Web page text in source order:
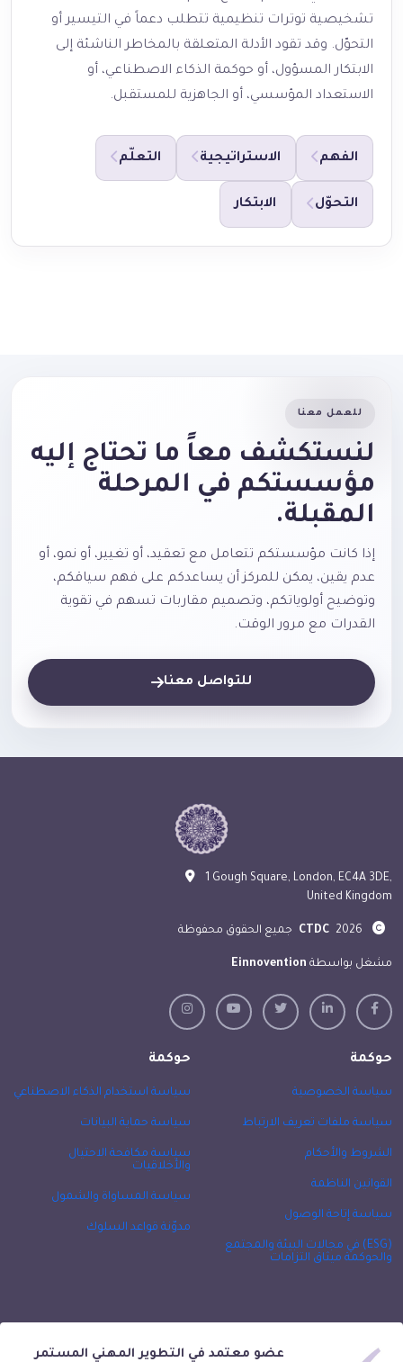
تشخيصية توترات تنظيمية تتطلب دعماً في التيسير أو
التحوّل. وقد تقود الأدلة المتعلقة بالمخاطر الناشئة إلى
الابتكار المسؤول، أو حوكمة الذكاء الاصطناعي، أو
الاستعداد المؤسسي، أو الجاهزية للمستقبل.
الفهم الاستراتيجية التعلّم
التحوّل الابتكار
للعمل معنا
لنستكشف معاً ما تحتاج إليه
مؤسستكم في المرحلة
المقبلة.
إذا كانت مؤسستكم تتعامل مع تعقيد، أو تغيير، أو نمو، أو
عدم يقين، يمكن للمركز أن يساعدكم على فهم سياقكم،
وتوضيح أولوياتكم، وتصميم مقاربات تسهم في تقوية
القدرات مع مرور الوقت.
للتواصل معنا
1 Gough Square, London, EC4A 3DE,
United Kingdom
CTDC جميع الحقوق محفوظة
مشغل بواسطة Einnovention
حوكمة
سياسة الخصوصية
سياسة ملفات تعريف الارتباط
الشروط والأحكام
القوانين الناظمة
سياسة إتاحة الوصول
(ESG) في مجالات البيئة والمجتمع
والحوكمة ميثاق التزامات
حوكمة
سياسة استخدام الذكاء الاصطناعي
سياسة حماية البيانات
سياسة مكافحة الاحتيال
والأخلاقيات
سياسة المساواة والشمول
مدوّنة قواعد السلوك
عضو معتمد في التطوير المهني المستمر